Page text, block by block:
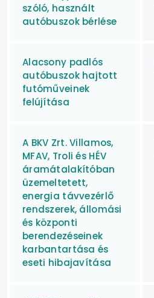
szóló, használt
autóbuszok bérlése
Alacsony padlós
autóbuszok hajtott
futóműveinek
felújítása
A BKV Zrt. Villamos,
MFAV, Troli és HÉV
áramátalakítóban
üzemeltetett,
energia távvezérlő
rendszerek, állomási
és központi
berendezéseinek
karbantartása és
eseti hibajavítása